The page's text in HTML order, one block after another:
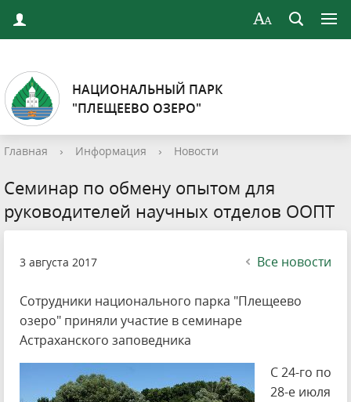
НАЦИОНАЛЬНЫЙ ПАРК
"ПЛЕЩЕЕВО ОЗЕРО"
Главная › Информация › Новости
Семинар по обмену опытом для
руководителей научных отделов ООПТ
3 августа 2017 Все новости
Сотрудники национального парка "Плещеево
озеро" приняли участие в семинаре
Астраханского заповедника
С 24-го по
28-е июля